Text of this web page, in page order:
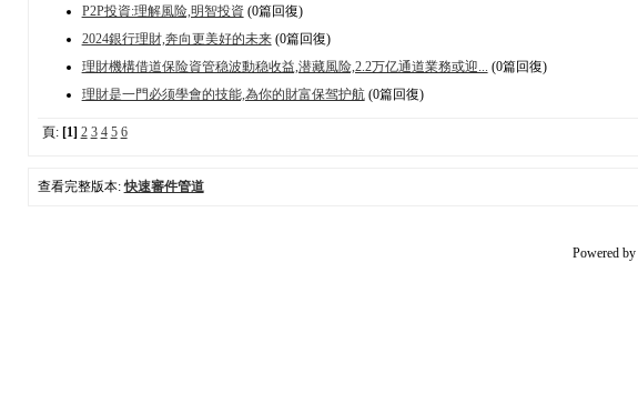
P2P投資:理解風险,明智投資(0篇回復)
2024銀行理財,奔向更美好的未来(0篇回復)
理財機構借道保险資管稳波動稳收益,潜藏風险,2.2万亿通道業務或迎... (0篇回復)
理財是一門必须學會的技能,為你的財富保驾护航(0篇回復)
頁: [1] 2 3 4 5 6
查看完整版本:快速審件管道
Powered by